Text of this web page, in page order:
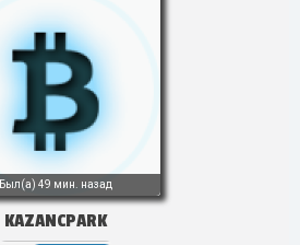
Был(а) 49 мин. назад
KAZANCPARK